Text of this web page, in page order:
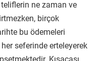
teliflerin ne zaman ve
birçok
bu ödemeleri
seferinde erteleyerek